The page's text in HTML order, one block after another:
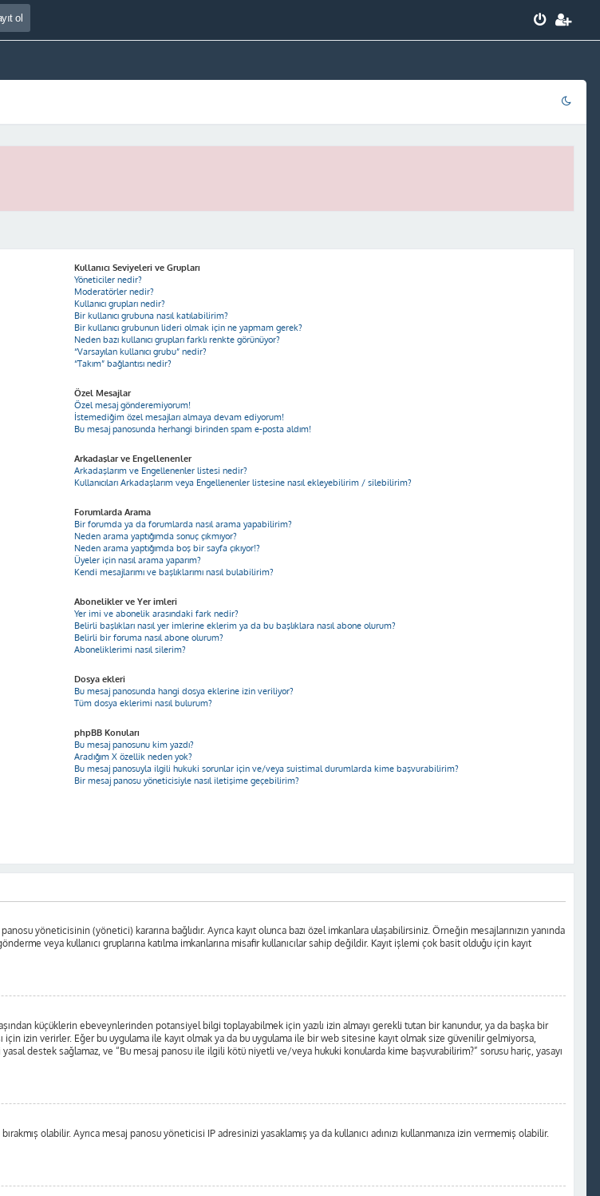
ol
Kullanıcı Seviyeleri ve Grupları
Yöneticiler nedir?
Moderatörler nedir?
Kullanıcı grupları nedir?
Bir kullanıcı grubuna nasıl katılabilirim?
Bir kullanıcı grubunun lideri olmak için ne yapmam gerek?
Neden bazı kullanıcı grupları farklı renkte görünüyor?
“Varsayılan kullanıcı grubu” nedir?
“Takım” bağlantısı nedir?
Özel Mesajlar
Özel mesaj gönderemiyorum!
İstemediğim özel mesajları almaya devam ediyorum!
Bu mesaj panosunda herhangi birinden spam e-posta aldım!
Arkadaşlar ve Engellenenler
Arkadaşlarım ve Engellenenler listesi nedir?
Kullanıcıları Arkadaşlarım veya Engellenenler listesine nasıl ekleyebilirim / silebilirim?
Forumlarda Arama
Bir forumda ya da forumlarda nasıl arama yapabilirim?
Neden arama yaptığımda sonuç çıkmıyor?
Neden arama yaptığımda boş bir sayfa çıkıyor!?
Üyeler için nasıl arama yaparım?
Kendi mesajlarımı ve başlıklarımı nasıl bulabilirim?
Abonelikler ve Yer imleri
Yer imi ve abonelik arasındaki fark nedir?
Belirli başlıkları nasıl yer imlerine eklerim ya da bu başlıklara nasıl abone olurum?
Belirli bir foruma nasıl abone olurum?
Aboneliklerimi nasıl silerim?
Dosya ekleri
Bu mesaj panosunda hangi dosya eklerine izin veriliyor?
Tüm dosya eklerimi nasıl bulurum?
phpBB Konuları
Bu mesaj panosunu kim yazdı?
Aradığım X özellik neden yok?
Bu mesaj panosuyla ilgili hukuki sorunlar için ve/veya suistimal durumlarda kime başvurabilirim?
Bir mesaj panosu yöneticisiyle nasıl iletişime geçebilirim?
yöneticisinin (yönetici) kararına bağlıdır. Ayrıca kayıt olunca bazı özel imkanlara ulaşabilirsiniz. Örneğin mesajlarınızın yanında
veya kullanıcı gruplarına katılma imkanlarına misafir kullanıcılar sahip değildir. Kayıt işlemi çok basit olduğu için kayıt
küçüklerin ebeveynlerinden potansiyel bilgi toplayabilmek için yazılı izin almayı gerekli tutan bir kanundur, ya da başka bir
izin verirler. Eğer bu uygulama ile kayıt olmak ya da bu uygulama ile bir web sitesine kayıt olmak size güvenilir gelmiyorsa,
destek sağlamaz, ve “Bu mesaj panosu ile ilgili kötü niyetli ve/veya hukuki konularda kime başvurabilirim?” sorusu hariç, yasayı
olabilir. Ayrıca mesaj panosu yöneticisi IP adresinizi yasaklamış ya da kullanıcı adınızı kullanmanıza izin vermemiş olabilir.